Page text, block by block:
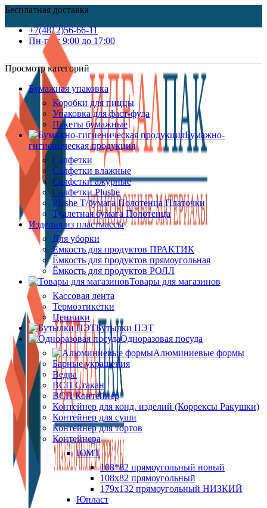
Бесплатная доставка
+7(4812)56-66-11
Пн-пт c 9:00 до 17:00
Просмотр категорий
Бумажная упаковка
Коробки для пиццы
Упаковка для фаст-фуда
Пакеты бумажные
Бумажно-
гигиеническая продукция
Салфетки
Салфетки влажные
Салфетки ажурные
Салфетки Plushe
Plushe Т/бумага Полотенца Платочки
Туалетная бумага Полотенца
Изделия из пластмассы
Для уборки
Ёмкость для продуктов ПРАКТИК
Ёмкость для продуктов прямоугольная
Ёмкость для продуктов РОЛЛ
Товары для магазинов
Кассовая лента
Термоэтикетки
Ценники
Бутылки ПЭТ
Одноразовая посуда
Алюминиевые формы
Барные украшения
Ведра
ВСП Стакан
ВСП Контейнер
Контейнер для конд. изделий (Коррексы Ракушки)
Контейнер для суши
Контейнер для тортов
Контейнера
ЮМТ
108*82 прямоугольный новый
108х82 прямоугольный
179х132 прямоугольный НИЗКИЙ
Юпласт